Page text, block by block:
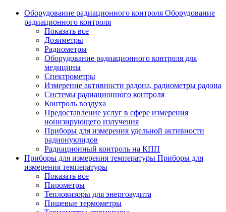
Оборудование радиационного контроля Оборудование
радиационного контроля
Показать все
Дозиметры
Радиометры
Оборудование радиационного контроля для
медицины
Спектрометры
Измерение активности радона, радиометры радона
Системы радиационного контроля
Контроль воздуха
Предоставление услуг в сфере измерения
ионизирующего излучения
Приборы для измерения удельной активности
радионуклидов
Радиационный контроль на КПП
Приборы для измерения температуры Приборы для
измерения температуры
Показать все
Пирометры
Тепловизоры для энергоаудита
Пищевые термометры